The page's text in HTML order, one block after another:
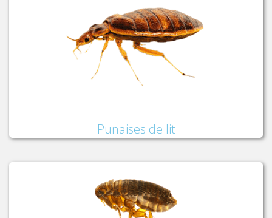
Punaises de lit